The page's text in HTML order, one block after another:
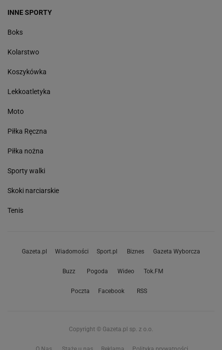
INNE SPORTY
Boks
Kolarstwo
Koszykówka
Lekkoatletyka
Moto
Piłka Ręczna
Piłka nożna
Sporty walki
Skoki narciarskie
Tenis
Gazeta.pl Wiadomości Sport.pl Biznes Gazeta Wyborcza
Buzz Pogoda Wideo Tok.FM
Poczta Facebook RSS
Copyright © Gazeta.pl sp. z o.o.